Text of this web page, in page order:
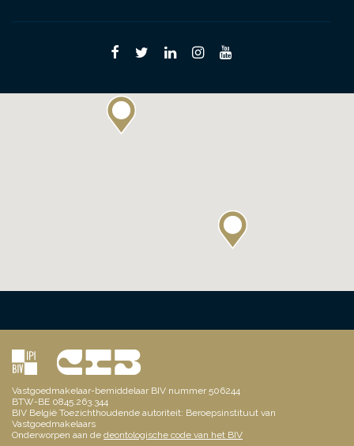
Vastgoedmakelaar-bemiddelaar BIV nummer 506244
BTW-BE 0845.263.344
BIV België Toezichthoudende autoriteit: Beroepsinstituut van
Vastgoedmakelaars
Onderworpen aan de deontologische code van het BIV